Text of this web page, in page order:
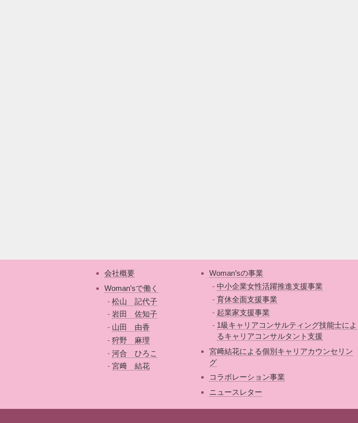
会社概要
Woman’sで働く
松山 記代子
岩田 佐知子
山田 由香
狩野 麻理
河合 ひろこ
宮﨑 結花
Woman’sの事業
中小企業女性活躍推進支援事業
育休全面支援事業
起業家支援事業
1級キャリアコンサルティング技能士によ
るキャリアコンサルタント支援
宮﨑結花による個別キャリアカウンセリン
グ
コラボレーション事業
ニュースレター